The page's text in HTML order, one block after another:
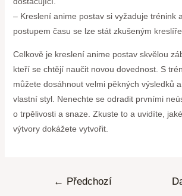
– Kreslení anime postav si vyžaduje trénink
postupem času se lze stát zkušeným
Celkově je kreslení anime postav skvělou
kteří se chtějí naučit novou dovednost. S
můžete dosáhnout velmi pěkných výsledků
vlastní styl. Nenechte se odradit prvními
o trpělivosti a snaze. Zkuste to a uvidíte,
výtvory dokážete vytvořit.
← Předchozí